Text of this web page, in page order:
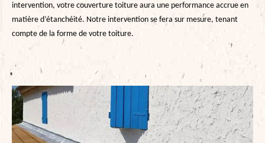
intervention, votre couverture toiture aura une performance accrue en
matière d’étanchéité. Notre intervention se fera sur mesure, tenant
compte de la forme de votre toiture.